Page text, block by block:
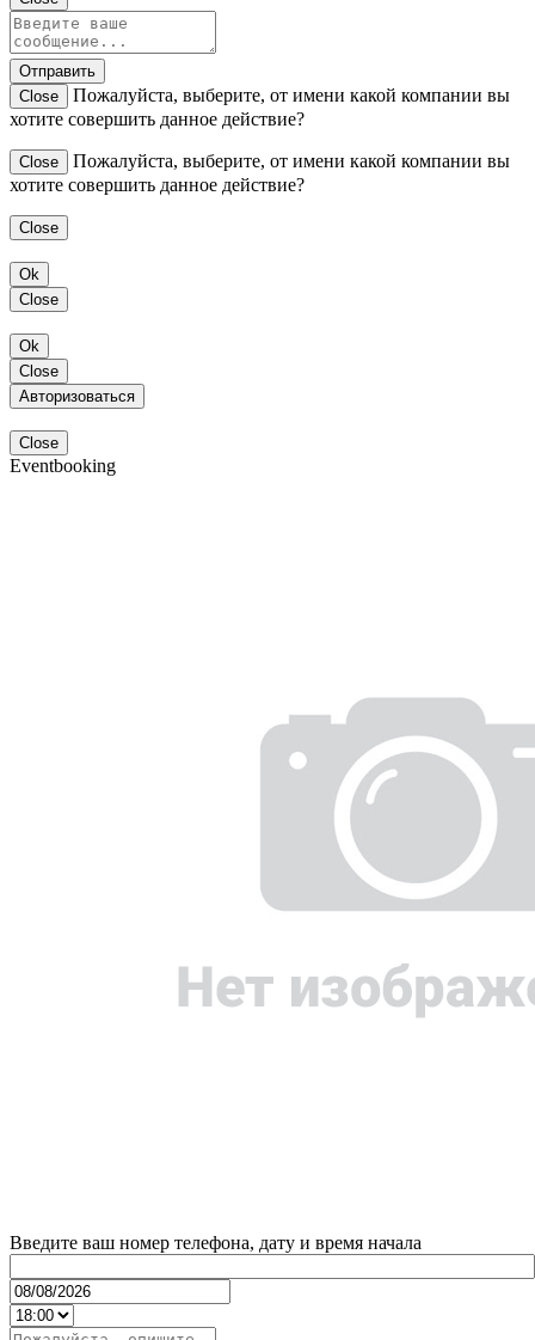
Отправить
Close
Пожалуйста, выберите, от имени какой компании вы
хотите совершить данное действие?
Close
Пожалуйста, выберите, от имени какой компании вы
хотите совершить данное действие?
Close
Ok
Close
Ok
Close
Авторизоваться
Close
Eventbooking
Введите ваш номер телефона, дату и время начала